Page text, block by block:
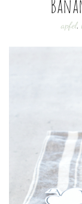
apfel,